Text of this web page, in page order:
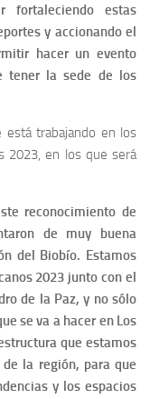
fortaleciendo estas
y accionando el
hacer un evento
tener la sede de los
está trabajando en los
2023, en los que será
reconocimiento de
de muy buena
del Biobío. Estamos
2023 junto con el
de la Paz, y no sólo
se va a hacer en Los
que estamos
la región, para que
y los espacios